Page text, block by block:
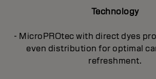
Technology
- MicroPROtec with direct dyes
even distribution for optimal
refreshment.